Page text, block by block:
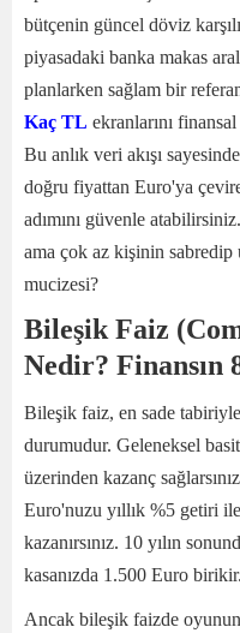
bütçenin güncel döviz
piyasadaki banka makas
planlarken sağlam bir
Kaç TL ekranlarını
Bu anlık veri akışı
doğru fiyattan Euro'ya
adımını güvenle
ama çok az kişinin
mucizesi?
Bileşik Faiz
Nedir? Finansın
Bileşik faiz, en sade
durumudur. Geleneksel basit
üzerinden kazanç
Euro'nuzu yıllık %5 getiri
kazanırsınız. 10 yılın
kasanızda 1.500 Euro birikir.
Ancak bileşik faizde oyunun